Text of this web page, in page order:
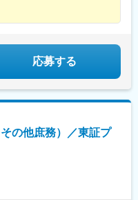
応募する
の他庶務）／東証プ